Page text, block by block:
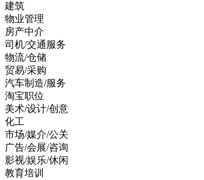
建筑
物业管理
房产中介
司机/交通服务
物流/仓储
贸易/采购
汽车制造/服务
淘宝职位
美术/设计/创意
化工
市场/媒介/公关
广告/会展/咨询
影视/娱乐/休闲
教育培训